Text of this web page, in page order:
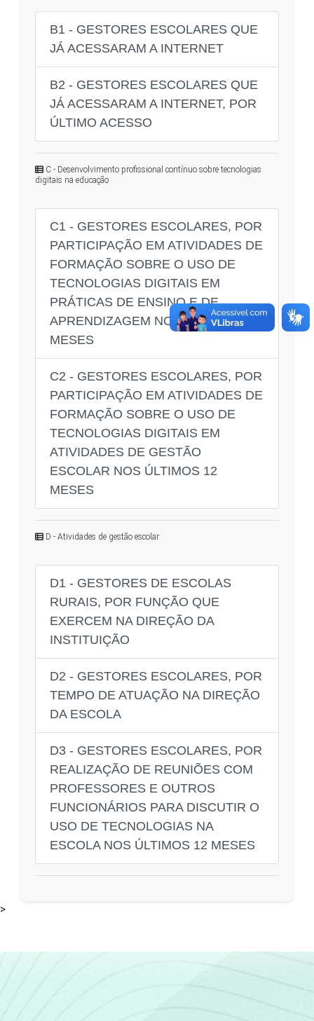
B1 - GESTORES ESCOLARES QUE
JÁ ACESSARAM A INTERNET
B2 - GESTORES ESCOLARES QUE
JÁ ACESSARAM A INTERNET, POR
ÚLTIMO ACESSO
C - Desenvolvimento profissional contínuo sobre tecnologias
digitais na educação
C1 - GESTORES ESCOLARES, POR
PARTICIPAÇÃO EM ATIVIDADES DE
FORMAÇÃO SOBRE O USO DE
TECNOLOGIAS DIGITAIS EM
PRÁTICAS DE ENSINO E DE
APRENDIZAGEM NOS ÚLTIMOS 12
MESES
C2 - GESTORES ESCOLARES, POR
PARTICIPAÇÃO EM ATIVIDADES DE
FORMAÇÃO SOBRE O USO DE
TECNOLOGIAS DIGITAIS EM
ATIVIDADES DE GESTÃO
ESCOLAR NOS ÚLTIMOS 12
MESES
D - Atividades de gestão escolar
D1 - GESTORES DE ESCOLAS
RURAIS, POR FUNÇÃO QUE
EXERCEM NA DIREÇÃO DA
INSTITUIÇÃO
D2 - GESTORES ESCOLARES, POR
TEMPO DE ATUAÇÃO NA DIREÇÃO
DA ESCOLA
D3 - GESTORES ESCOLARES, POR
REALIZAÇÃO DE REUNIÕES COM
PROFESSORES E OUTROS
FUNCIONÁRIOS PARA DISCUTIR O
USO DE TECNOLOGIAS NA
ESCOLA NOS ÚLTIMOS 12 MESES
>